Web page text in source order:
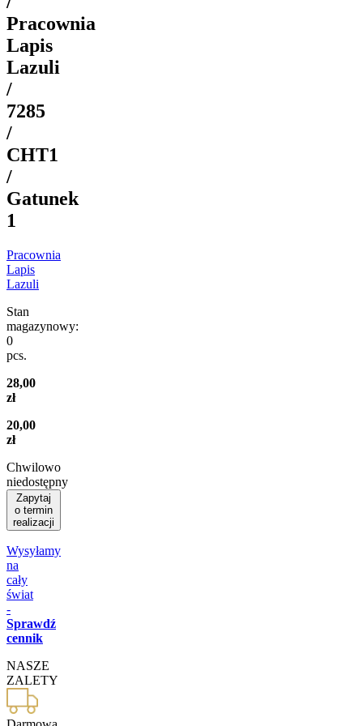
Pracownia
Lapis
Lazuli
/
7285
/
CHT1
/
Gatunek
1
Pracownia
Lapis
Lazuli
Stan
magazynowy:
0
pcs.
28,00
zł
20,00
zł
Chwilowo
niedostępny
Zapytaj
o termin
realizacji
Wysyłamy
na
cały
świat
-
Sprawdź
cennik
NASZE
ZALETY